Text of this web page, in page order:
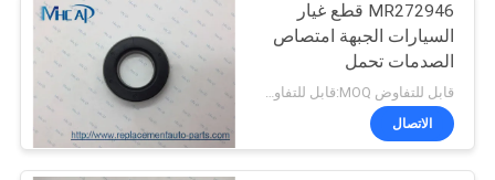
oil filter ذاتيّ
MR272946 قطع غيار
السيارات الجبهة امتصاص
الصدمات تحمل
ميتسوبيشي
قابل للتفاوض MOQ:قابل للتفاوض
الاتصال